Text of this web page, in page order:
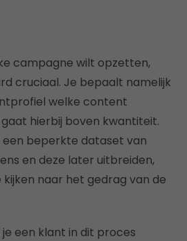
campagne wilt opzetten,
cruciaal. Je bepaalt namelijk
welke content
hierbij boven kwantiteit.
beperkte dataset van
en deze later uitbreiden,
naar het gedrag van de
een klant in dit proces